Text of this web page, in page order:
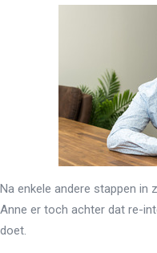
Na enkele andere stappen in
Anne er toch achter dat re-
doet.